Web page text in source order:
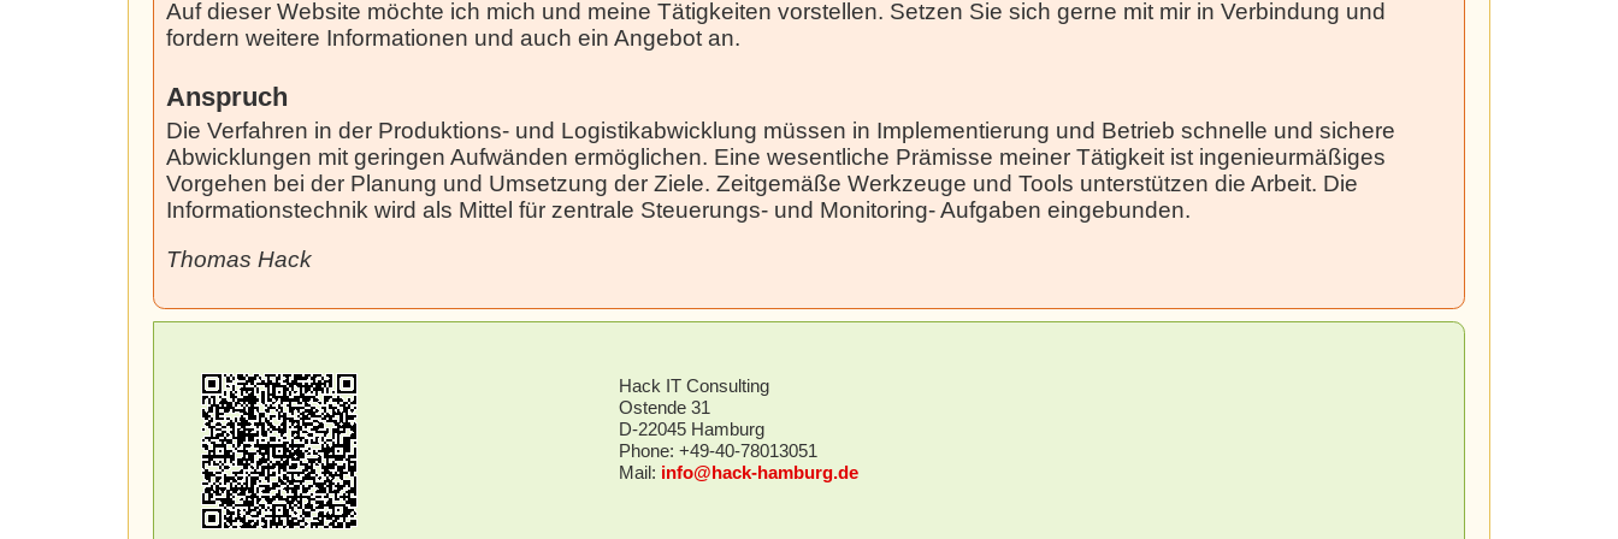
Auf dieser Website möchte ich mich und meine Tätigkeiten vorstellen. Setzen Sie sich gerne mit mir in Verbindung und
fordern weitere Informationen und auch ein Angebot an.
Anspruch
Die Verfahren in der Produktions- und Logistikabwicklung müssen in Implementierung und Betrieb schnelle und sichere
Abwicklungen mit geringen Aufwänden ermöglichen. Eine wesentliche Prämisse meiner Tätigkeit ist ingenieurmäßiges
Vorgehen bei der Planung und Umsetzung der Ziele. Zeitgemäße Werkzeuge und Tools unterstützen die Arbeit. Die
Informationstechnik wird als Mittel für zentrale Steuerungs- und Monitoring- Aufgaben eingebunden.
Thomas Hack
Hack IT Consulting
Ostende 31
D-22045 Hamburg
Phone: +49-40-78013051
Mail: info@hack-hamburg.de